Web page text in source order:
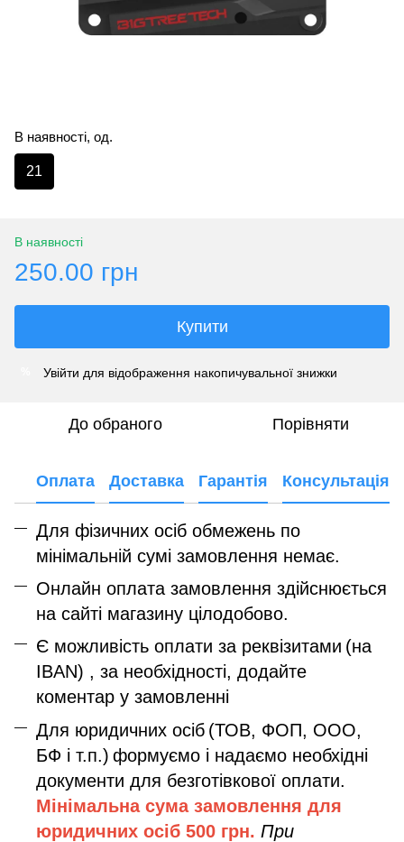
В наявності, од.
21
В наявності
250.00 грн
Купити
Увійти для відображення накопичувальної знижки
До обраного Порівняти
Оплата Доставка Гарантія Консультація
Для фізичних осіб обмежень по
мінімальній сумі замовлення немає.
Онлайн оплата замовлення здійснюється
на сайті магазину цілодобово.
Є можливість оплати за реквізитами (на
IBAN) , за необхідності, додайте
коментар у замовленні
Для юридичних осіб (ТОВ, ФОП, ООО,
БФ і т.п.) формуємо і надаємо необхідні
документи для безготівкової оплати.
Мінімальна сума замовлення для
юридичних осіб 500 грн. При